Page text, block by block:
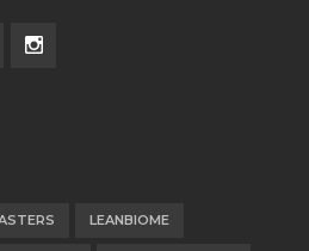
LEANBIOME